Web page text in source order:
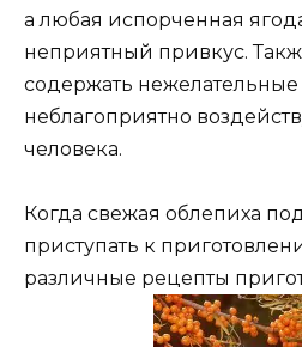
а любая испорченная
неприятный привкус.
содержать нежелательные
неблагоприятно
человека.
Когда свежая облепиха
приступать к
различные рецепты